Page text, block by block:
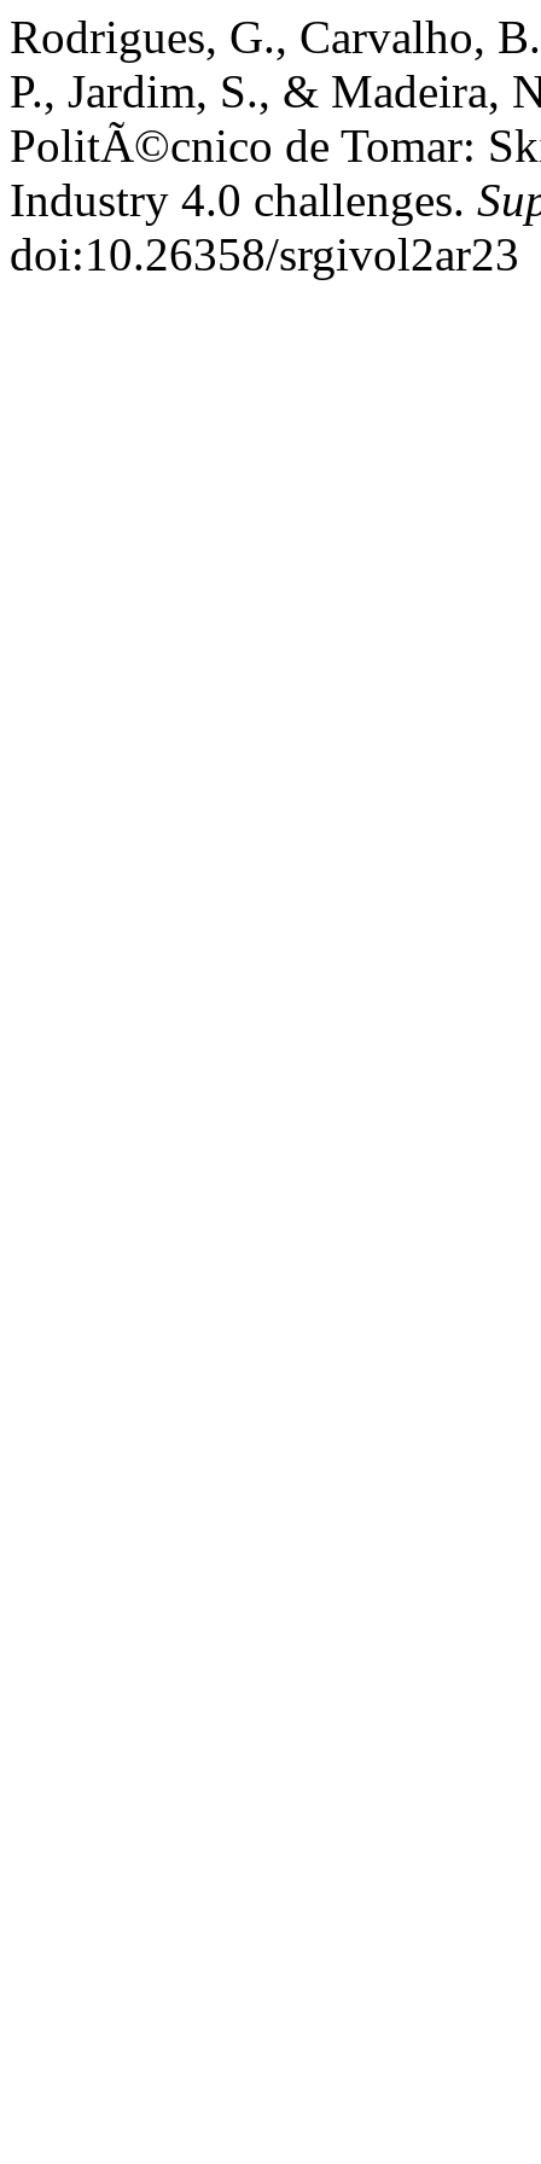
Rodrigues, G., Carvalho,
P., Jardim, S., & Madeira,
PolitÃ©cnico de Tomar:
Industry 4.0 challenges.
doi:10.26358/srgivol2ar23